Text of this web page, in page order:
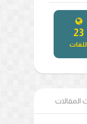
27
المقالات